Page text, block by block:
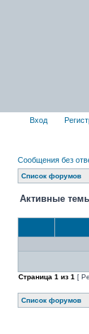
Вход
Сообщения без
Список форумов
Активные
Страница 1 из 1 [
Список форумов